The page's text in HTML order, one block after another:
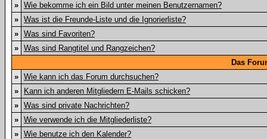
» Wie bekomme ich ein Bild unter meinen Benutzernamen?
» Was ist die Freunde-Liste und die Ignorierliste?
» Was sind Favoriten?
» Was sind Rangtitel und Rangzeichen?
Das
» Wie kann ich das Forum durchsuchen?
»
Kann ich anderen Mitgliedern E-Mails schicken?
» Was sind private Nachrichten?
» Wie verwende ich die Mitgliederliste?
» Wie benutze ich den Kalender?